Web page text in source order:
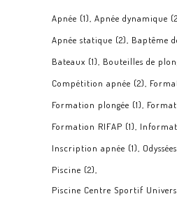
Apnée (1) Apnée dynamique
Apnée statique (2) Baptême
Bateaux (1) Bouteilles de
Compétition apnée (2)
Formation plongée (1)
Formation RIFAP (1)
Inscription apnée (1)
Piscine (2)
Piscine Centre Sportif